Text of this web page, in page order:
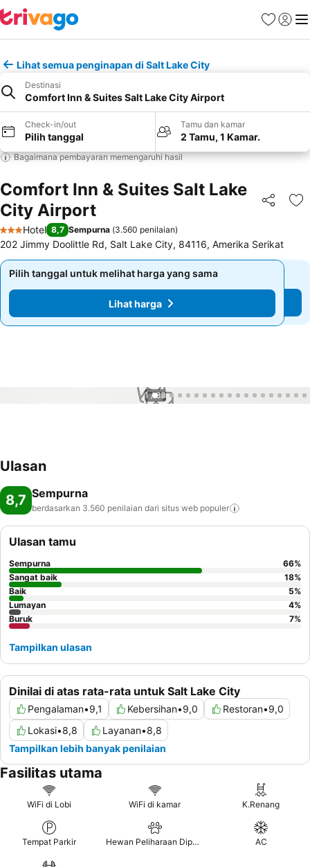
FavoritLogin
Lihat semua penginapan di Salt Lake City
Destinasi
Comfort Inn & Suites Salt Lake City Airport
Check-in/out
Pilih tanggal
Tamu dan kamar
2 Tamu, 1 Kamar.
Bagaimana pembayaran memengaruhi hasil
Comfort Inn & Suites Salt Lake
City Airport
Bagikan
3 Bintang
Hotel 8,7 Sempurna (3.560 penilaian)
202 Jimmy Doolittle Rd, Salt Lake City, 84116, Amerika Serikat
Pilih tanggal untuk melihat harga yang sama
Lihat harga
Pilih tanggal untuk melihat harga yang sama
Lihat harga
1 / 83
Ulasan
8,7 Sempurna
berdasarkan 3.560 penilaian dari situs web populer
Dinilai di atas rata-rata untuk Salt Lake City
Pengalaman•9,1 Kebersihan•9,0 Restoran•9,0
Lokasi•8,8 Layanan•8,8
Tampilkan lebih banyak penilaian
Ulasan tamu
Sempurna 66%
Sangat baik
18%
Baik
5%
Lumayan
4%
Buruk
7%
Tampilkan ulasan
Fasilitas utama
WiFi di Lobi WiFi di kamar K.Renang
Tempat Parkir Hewan Peliharaan Diperbolehkan AC